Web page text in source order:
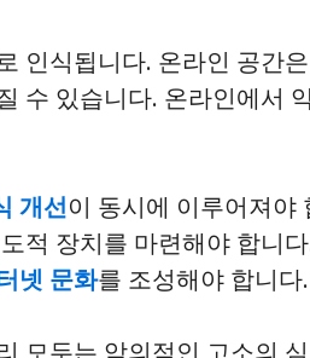
인식됩니다. 온라인 공간
수 있습니다. 온라인에서
개선이 동시에 이루어져야
적 장치를 마련해야 합니
넷 문화를 조성해야 합니다.
모두는 악의적인 고소의